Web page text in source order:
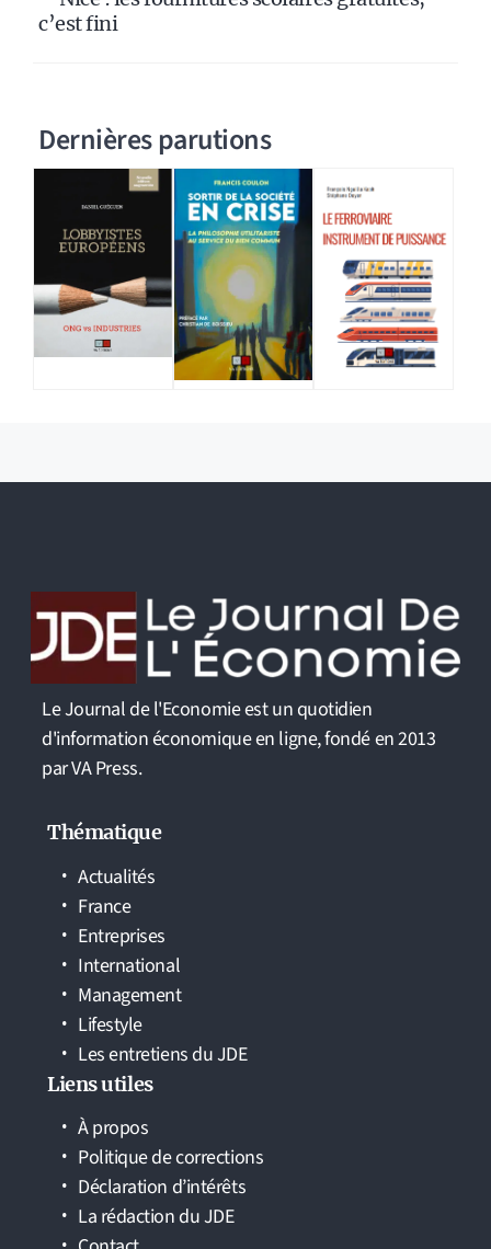
c’est fini
Dernières parutions
Le Journal de l'Economie est un quotidien
d'information économique en ligne, fondé en 2013
par VA Press.
Thématique
Actualités
France
Entreprises
International
Management
Lifestyle
Les entretiens du JDE
Liens utiles
À propos
Politique de corrections
Déclaration d’intérêts
La rédaction du JDE